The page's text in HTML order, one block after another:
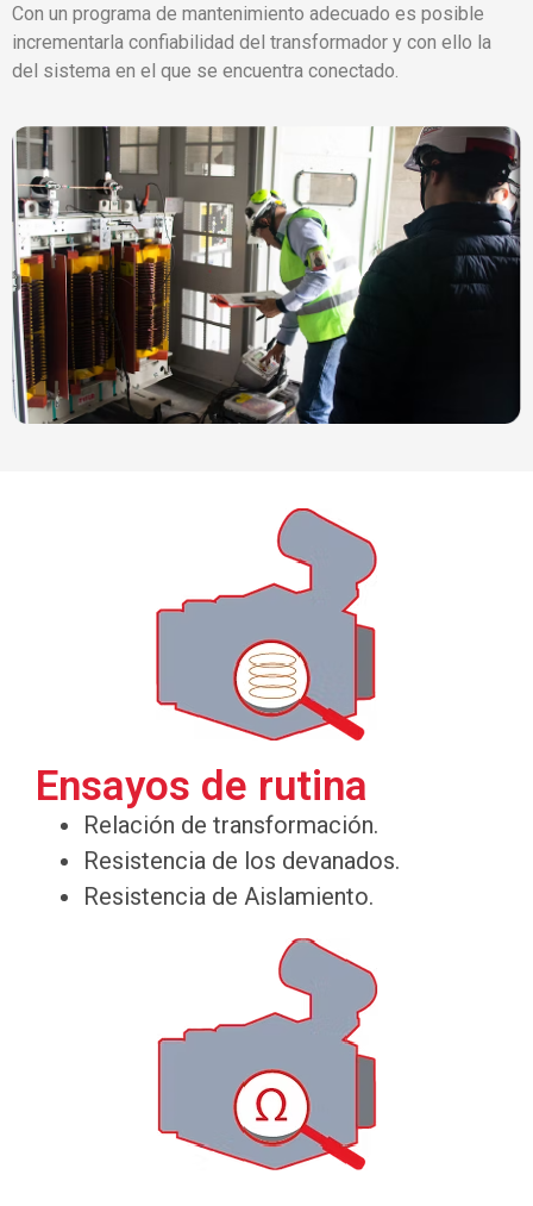
Con un programa de mantenimiento adecuado es posible
incrementarla confiabilidad del transformador y con ello la
del sistema en el que se encuentra conectado.
Ensayos de rutina
Relación de transformación.
Resistencia de los devanados.
Resistencia de Aislamiento.